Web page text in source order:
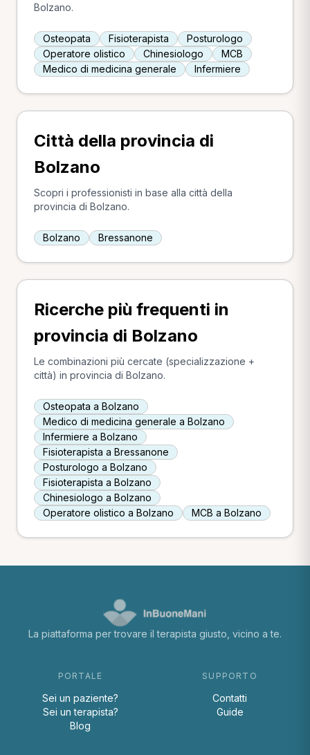
Bolzano.
Osteopata Fisioterapista
Posturologo
Operatore olistico
Chinesiologo
MCB
Medico di medicina generale
Infermiere
Città della provincia di
Bolzano
Scopri i professionisti in base alla città della
provincia di Bolzano.
Bolzano Bressanone
Ricerche più frequenti in
provincia di Bolzano
Le combinazioni più cercate (specializzazione +
città) in provincia di Bolzano.
Osteopata a Bolzano
Medico di medicina generale a Bolzano
Infermiere a Bolzano
Fisioterapista a Bressanone
Posturologo a Bolzano
Fisioterapista a Bolzano
Chinesiologo a Bolzano
Operatore olistico a Bolzano
MCB a Bolzano
La piattaforma per trovare il terapista giusto, vicino a te.
PORTALE
Sei un paziente?
Sei un terapista?
Blog
SUPPORTO
Contatti
Guide